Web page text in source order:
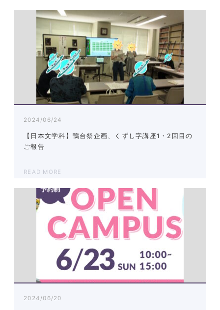
2024/06/24
【日本文学科】鴨台祭企画、くずし字講座1・2回目の
ご報告
READ MORE
2024/06/20